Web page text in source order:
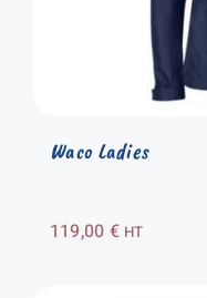
Waco Ladies
119,00 € HT